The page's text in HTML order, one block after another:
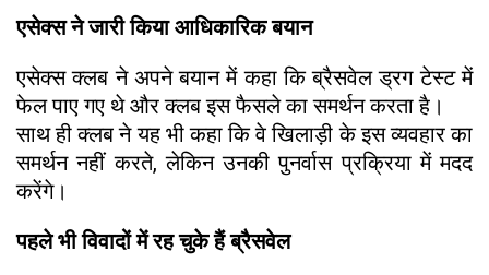
एसेक्स ने जारी किया आधिकारिक बयान
एसेक्स क्लब ने अपने बयान में कहा कि ब्रैसवेल ड्रग टेस्ट में
फेल पाए गए थे और क्लब इस फैसले का समर्थन करता है।
साथ ही क्लब ने यह भी कहा कि वे खिलाड़ी के इस व्यवहार का
समर्थन नहीं करते, लेकिन उनकी पुनर्वास प्रक्रिया में मदद
करेंगे।
पहले भी विवादों में रह चुके हैं ब्रैसवेल